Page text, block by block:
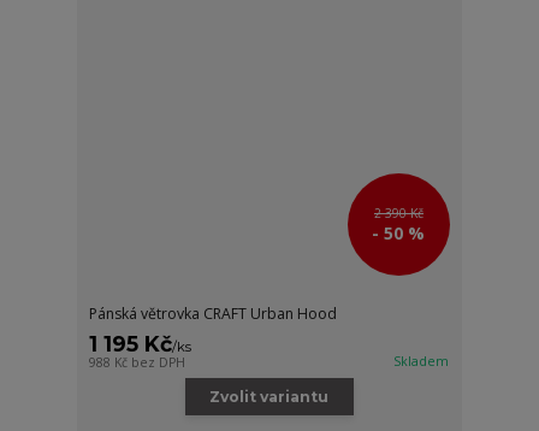
2 390 Kč
- 50 %
Pánská větrovka CRAFT Urban Hood
1 195 Kč/ks
988 Kč bez DPH Skladem
Zvolit variantu